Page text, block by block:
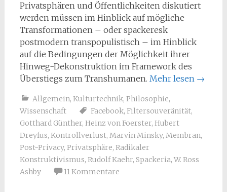
Privatsphären und Öffentlichkeiten diskutiert
werden müssen im Hinblick auf mögliche
Transformationen – oder spackeresk
postmodern transpopulistisch – im Hinblick
auf die Bedingungen der Möglichkeit ihrer
Hinweg-Dekonstruktion im Framework des
Überstiegs zum Transhumanen. Mehr lesen →
Allgemein, Kulturtechnik, Philosophie,
Wissenschaft
Facebook, Filtersouveränität,
Gotthard Günther, Heinz von Foerster, Hubert
Dreyfus, Kontrollverlust, Marvin Minsky, Membran,
Post-Privacy, Privatsphäre, Radikaler
Konstruktivismus, Rudolf Kaehr, Spackeria, W. Ross
Ashby
11 Kommentare